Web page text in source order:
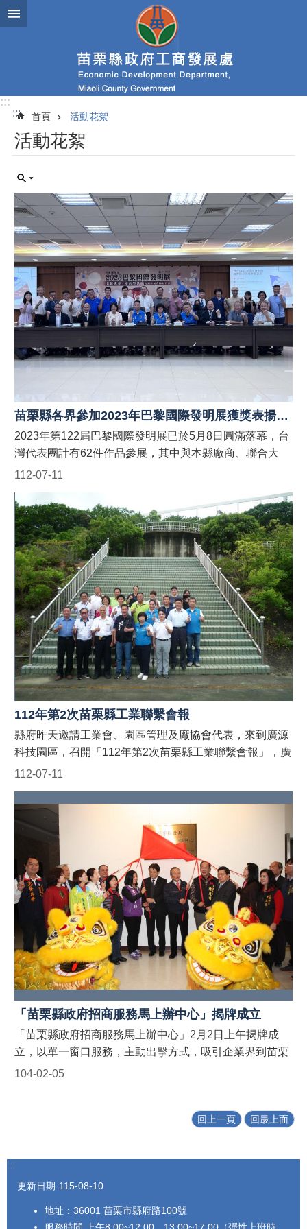
跳到主要內容區塊
務
簡
介
便
民
服
務
公
佈
欄
法
規
章
府
資
訊
公
助
公
告
專
區
網
站
連
結
活
動
花
絮
別
平
等
管
理
違
章
建
處
資
訊
統
物
障
:::
:::
首頁 活動花絮
活動花絮
苗栗縣各界參加2023年巴黎國際發明展獲獎表揚記者會
112-07-11
2023年第122屆巴黎國際發明展已於5月8日圓滿落幕，台
灣代表團計有62件作品參展，其中與本縣廠商、聯合大
學、育達科技大學師生與鄉親相關得獎作品計有17件(計
公大樓公開表揚，並由縣長鍾東錦親自一一頒發團體獎座
及個人獎狀以為表揚及勉勵，感謝得獎人創意與努力研發
之產品，讓台灣與苗栗在國際間發光發熱，並順道行銷苗
栗的在地材料與研發實力！ 鍾東錦縣長首先表示，這17
件作品中，尤有來自銅鑼工業區的坤強企業公司、巨揚物
流公司的四件作品，為去年獲得縣府補助經費辦理之地方
型產業創新研發計畫(SBIR)之優化參展發明品，共獲得1
金3銀佳績；另過往年度獲得SBIR補助之宸鼎生技、綠極
能科技、見新精機，今年也參展並獲得1銀2銅佳績，在在
皆彰顯出縣府(工商發展處)挹注在地廠商之資源，皆能充
分發揮最大效益。亦同時呼籲本 (112) 年度之SBIR研發補
助計畫收件至6月5日止，歡迎縣內有意願廠商踴躍提出申
請。 再來，縣長也對於聯合大學多年來積極推廣三創教
育(創意+創新+創業)給予讚許，其中該校『設計與品牌研
究中心』徐義權主任，於2010年扛起經濟部、外交部託付
之組團重任，協助國內發明家、中小企業透過巴黎發明
展，將研發成果推廣到法國及周邊歐盟市場。13年來與縣
動能，並成為苗栗縣亮點，雖研究資源亦不若其他大縣或
直轄市充足之下，惟整體創新研發成果相較下毫不遜色，
並成功串聯起其它縣市發明人、中小企業主，以苗栗縣為
引擎，帶動整個台灣的創新研發動能，讓我國發明代表團
成為第122屆巴黎國際發明展(全世界歷史最悠久的創意大
展)，主辦國以外的最大參展團隊，也成功擦亮Made in
Taiwan原創產品的金字招牌，事半功倍完成立足苗栗、鏈
接國際之整體效益。 最後，鍾縣長表示將責成縣府相關
單位研究加碼縣預算擴大辦理地方產業創新研發(現行為每
年補助約1千萬元)。以實質經費勉勵本縣各界在研究發明
的努力，並明瞭有縣府在背後作為最強大的研發後盾！
112年第2次苗栗縣工業聯繫會報
112-07-11
縣府昨天邀請工業會、園區管理及廠協會代表，來到廣源
科技園區，召開「112年第2次苗栗縣工業聯繫會報」，廣
源造紙股份有限公司本業是造紙廠，公司登記於民國54
投資條例申請開發，是全台灣除了自來水公司之外，唯一
有自來水廠的工業園區，能自行處理與提供自來水，區內
知名外商或上市公司包括群聯電子、中磊電子、佳邦科
技、台英帝國菸草、智邦科技等等，總計超過40家廠商進
駐。 縣府並特別邀請安侯企業管理股份有限公司陳其愷
執行副總經理專題演講，介紹2023全球製造業展望調查報
告，希望未來對企業或工業區經營管理上有所助益，會中
透過討論提案，希望藉由各與會代表發言了解各工業區及
廠商面對難題，進而共同商討解決對策，最後聯繫會報安
排廠商觀摩，促使產業間相互分享經驗，強化產業間交流
並積極促進技術合作、拓展商機。 經濟好壞攸關鄉親生
活是否富足甚鉅，且縣府身為苗栗地方父母官，企業有事
需要協助，皆是全力以赴，務求排除所有投資障礙。且在
鍾東錦縣長就職上任後即夙夜不懈於推動招商引資及提升
產業動能，目前列管8件專案投資案件，累計投資金額已
達757.6億元的小小成績。另縣府工商發展處刻正規劃
「招商服務馬上辦」APP，期以跨局處業務進行窗口審查
「苗栗縣政府招商服務馬上辦中心」揭牌成立
104-02-05
「苗栗縣政府招商服務馬上辦中心」2月2日上午揭牌成
立，以單一窗口服務，主動出擊方式，吸引企業界到苗栗
縣投資設廠，帶動經濟發展，增加就業機會，讓鄉親安居
正式揭牌成立，兌現了他的競選承諾。 縣府招商服務
323593、037-323103，歡迎有需要的鄉親與廠商，多加
利用。 今天上午，縣長徐耀昌在縣府大廳主持縣府招商
服務馬上辦中心揭牌成立儀式，行政院中區聯合服務中心
回上一頁 回最上面
:::
更新日期 115-08-10
地址：36001 苗栗市縣府路100號